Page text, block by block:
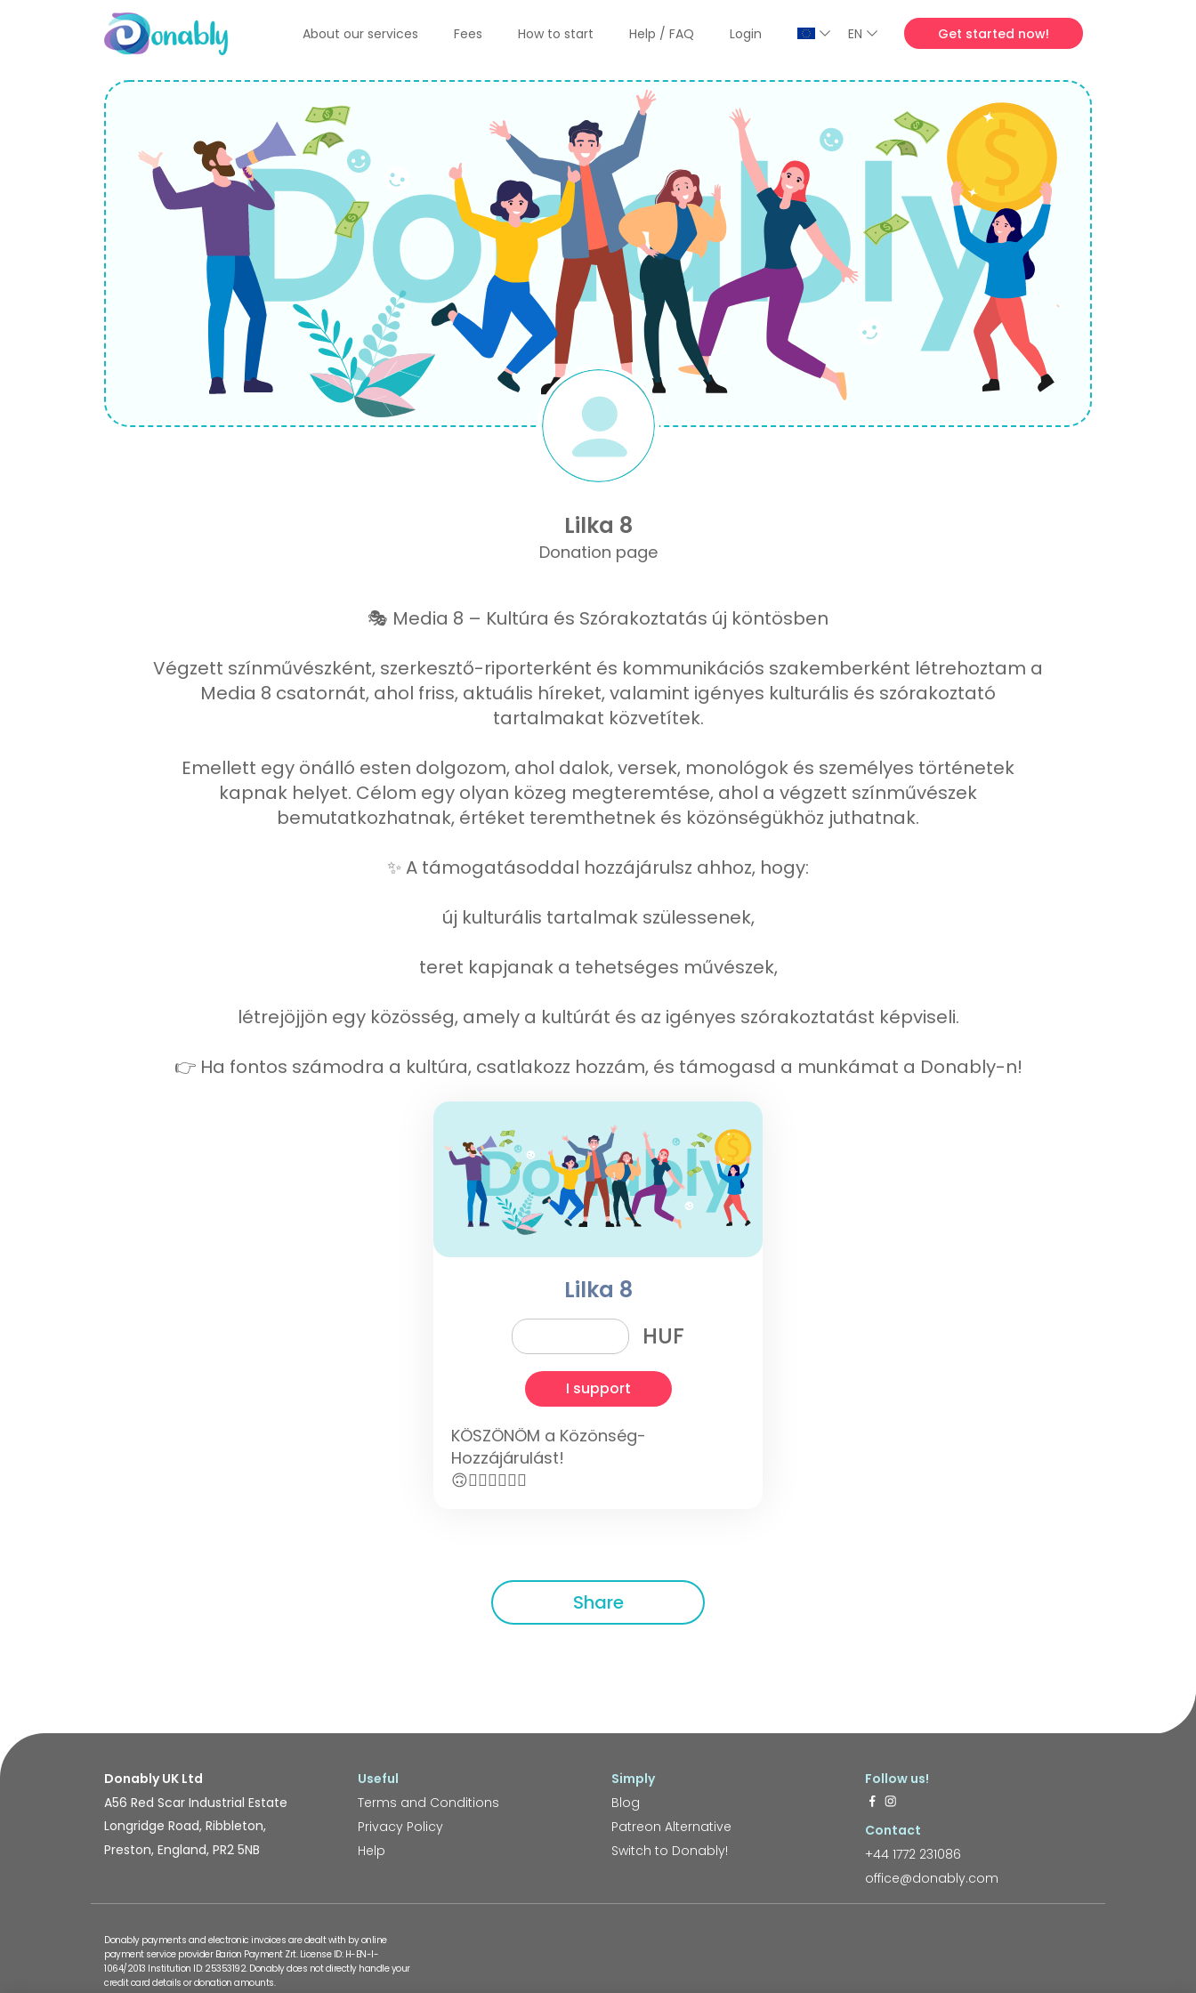
About our services Fees How to start Help / FAQ Login EN Get started now!
Lilka 8
Donation page
🎭 Media 8 – Kultúra és Szórakoztatás új köntösben
Végzett színművészként, szerkesztő-riporterként és kommunikációs szakemberként létrehoztam a
Media 8 csatornát, ahol friss, aktuális híreket, valamint igényes kulturális és szórakoztató
tartalmakat közvetítek.
Emellett egy önálló esten dolgozom, ahol dalok, versek, monológok és személyes történetek
kapnak helyet. Célom egy olyan közeg megteremtése, ahol a végzett színművészek
bemutatkozhatnak, értéket teremthetnek és közönségükhöz juthatnak.
✨ A támogatásoddal hozzájárulsz ahhoz, hogy:
új kulturális tartalmak szülessenek,
teret kapjanak a tehetséges művészek,
létrejöjjön egy közösség, amely a kultúrát és az igényes szórakoztatást képviseli.
👉 Ha fontos számodra a kultúra, csatlakozz hozzám, és támogasd a munkámat a Donably-n!
Lilka 8
HUF
I support
KÖSZÖNÖM a Közönség-
Hozzájárulást!
🙃✌🏽💜👍🏽🙂
Share
Donably UK Ltd
A56 Red Scar Industrial Estate
Longridge Road, Ribbleton,
Preston, England, PR2 5NB
Useful
Terms and Conditions
Privacy Policy
Help
Simply
Blog
Patreon Alternative
Switch to Donably!
Follow us!
Contact
+44 1772 231086
office@donably.com
Donably payments and electronic invoices are dealt with by online
payment service provider Barion Payment Zrt. License ID: H-EN-I-
1064/2013 Institution ID: 25353192. Donably does not directly handle your
credit card details or donation amounts.